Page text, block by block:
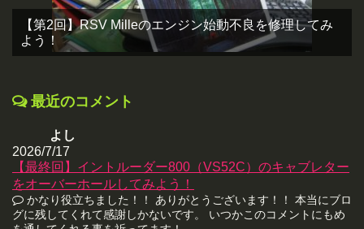
【第2回】RSV Milleのエンジン始動不良を修理してみ
よう！
最近のコメント
よし
2026/7/17
【最終回】イントルーダー800（VS52C）のキャブレター
をオーバーホールしてみよう！
かなり役立ちました！！ ありがとうございます！！ 本当にブロ
グに残してくれて感謝しかないです。 いつかこのコメントにもめ